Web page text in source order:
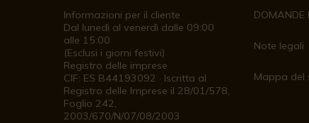
Informazioni per il cliente
Dal lunedì al venerdì dalle 09:00
alle 15:00
(Esclusi i giorni festivi)
Registro delle imprese
CIF: ES B44193092 · Iscritta al
Registro delle Imprese il 28/01/578,
Foglio 242,
2003/670/N/07/08/2003
DOMANDE
Note legali
Mappa del